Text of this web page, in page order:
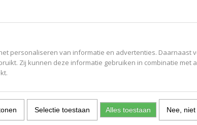
personaliseren van informatie en advertenties. Daarnaast
Zij kunnen deze informatie gebruiken in combinatie met
Selectie toestaan Alles toestaan Nee,